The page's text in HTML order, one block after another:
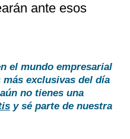
ante esos
el mundo empresarial
exclusivas del día
no tienes una
y sé parte de nuestra